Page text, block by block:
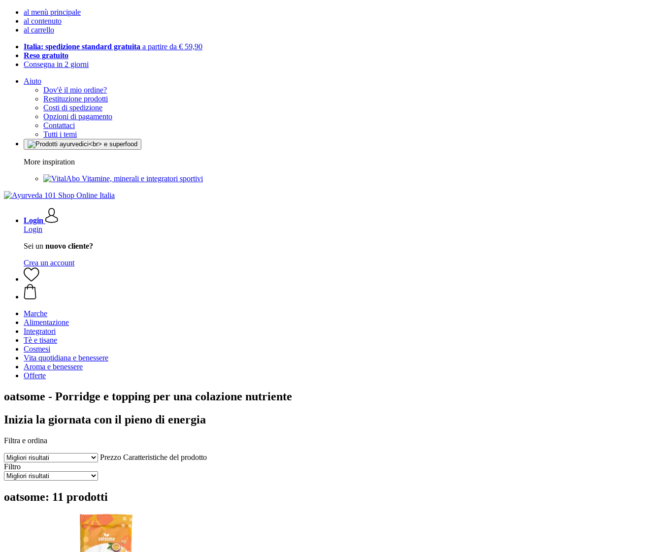
al menù principale
al contenuto
al carrello
Italia: spedizione standard gratuita a partire da € 59,90
Reso gratuito
Consegna in 2 giorni
Aiuto
Dov'è il mio ordine?
Restituzione prodotti
Costi di spedizione
Opzioni di pagamento
Contattaci
Tutti i temi
More inspiration
Vitamine, minerali e integratori sportivi
Login
Login
Sei un nuovo cliente?
Crea un account
Marche
Alimentazione
Integratori
Tè e tisane
Cosmesi
Vita quotidiana e benessere
Aroma e benessere
Offerte
oatsome - Porridge e topping per una colazione nutriente
Inizia la giornata con il pieno di energia
Filtra e ordina
Prezzo Caratteristiche del prodotto
Filtro
oatsome: 11 prodotti